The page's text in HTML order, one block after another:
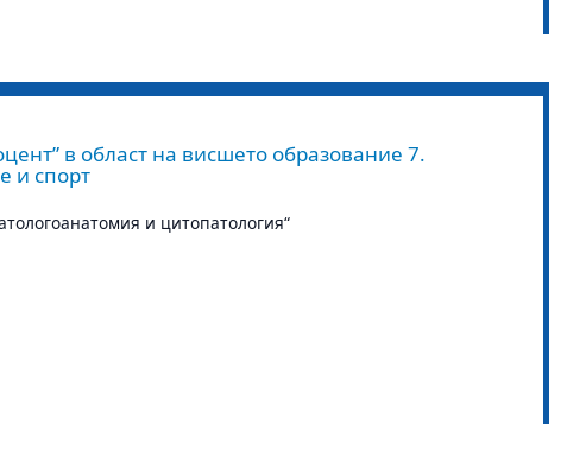
в област на висшето образование 7.
и спорт
и цитопатология“